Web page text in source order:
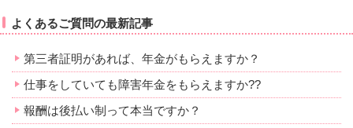
よくあるご質問の最新記事
第三者証明があれば、年金がもらえますか？
仕事をしていても障害年金をもらえますか??
報酬は後払い制って本当ですか？